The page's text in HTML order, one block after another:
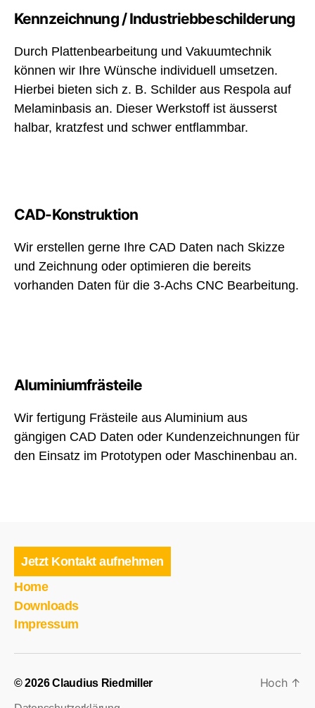
Kennzeichnung / Industriebbeschilderung
Durch Plattenbearbeitung und Vakuumtechnik
können wir Ihre Wünsche individuell umsetzen.
Hierbei bieten sich z. B. Schilder aus Respola auf
Melaminbasis an. Dieser Werkstoff ist äusserst
halbar, kratzfest und schwer entflammbar.
CAD-Konstruktion
Wir erstellen gerne Ihre CAD Daten nach Skizze
und Zeichnung oder optimieren die bereits
vorhanden Daten für die 3-Achs CNC Bearbeitung.
Aluminiumfrästeile
Wir fertigung Frästeile aus Aluminium aus
gängigen CAD Daten oder Kundenzeichnungen für
den Einsatz im Prototypen oder Maschinenbau an.
Jetzt Kontakt aufnehmen
Home
Downloads
Impressum
© 2026Claudius Riedmiller Hoch ↑